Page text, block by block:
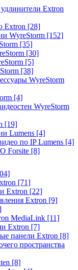
Extron
Extron [28]
WyreStorm [152]
[35]
[30]
[5]
[38]
WyreStorm
[4]
WyreStorm
[19]
Lumens [4]
по IP Lumens [4]
Forsite [8]
[71]
Extron [22]
Extron [9]
MediaLink [11]
Extron [7]
панели Extron [8]
пространства
[8]